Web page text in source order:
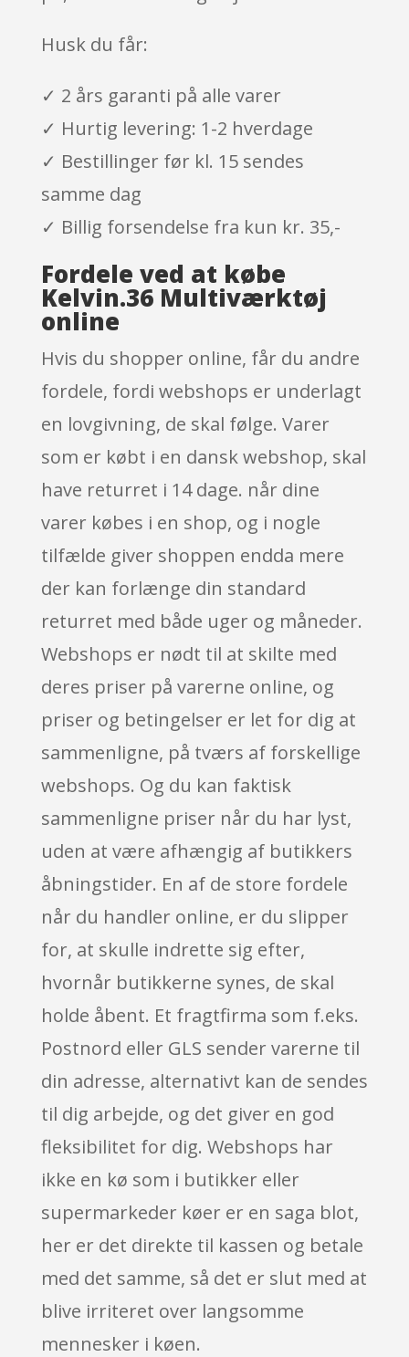
Husk du får:
✓ 2 års garanti på alle varer
✓ Hurtig levering: 1-2 hverdage
✓ Bestillinger før kl. 15 sendes
samme dag
✓ Billig forsendelse fra kun kr. 35,-
Fordele ved at købe
Kelvin.36 Multiværktøj
online
Hvis du shopper online, får du andre
fordele, fordi webshops er underlagt
en lovgivning, de skal følge. Varer
som er købt i en dansk webshop, skal
have returret i 14 dage. når dine
varer købes i en shop, og i nogle
tilfælde giver shoppen endda mere
der kan forlænge din standard
returret med både uger og måneder.
Webshops er nødt til at skilte med
deres priser på varerne online, og
priser og betingelser er let for dig at
sammenligne, på tværs af forskellige
webshops. Og du kan faktisk
sammenligne priser når du har lyst,
uden at være afhængig af butikkers
åbningstider. En af de store fordele
når du handler online, er du slipper
for, at skulle indrette sig efter,
hvornår butikkerne synes, de skal
holde åbent. Et fragtfirma som f.eks.
Postnord eller GLS sender varerne til
din adresse, alternativt kan de sendes
til dig arbejde, og det giver en god
fleksibilitet for dig. Webshops har
ikke en kø som i butikker eller
supermarkeder køer er en saga blot,
her er det direkte til kassen og betale
med det samme, så det er slut med at
blive irriteret over langsomme
mennesker i køen.